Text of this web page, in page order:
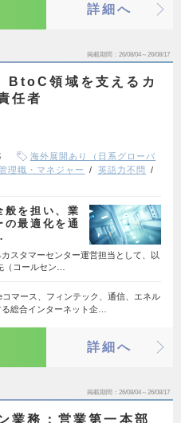
詳細へ
掲載期間 26/08/04～26/08/17
BtoC領域を支えるカ
任者
海外展開あり（日系グローバ
理職・マネジャー
英語力不問
般を担い、業
の最適化を通
スタマーセンター運営担当として、以
（コールセン…
マース、フィンテック、通信、エネル
総合インターネット企…
詳細へ
掲載期間 26/08/04～26/08/17
業務：営業第一本部